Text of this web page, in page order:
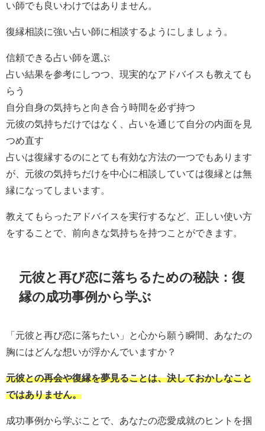
い師でも良いわけではありません。
復縁相談に強い占い師に相談するようにしましょう。
信頼できる占い師を選ぶ
占い結果を参考にしつつ、現実的なアドバイスも教えても
らう
自分自身の気持ちと向き合う時間を必ず持つ
元彼の気持ちだけではなく、占いを通じて自分の内面を見
つめ直す
占いは復縁するのにとても有効な方法の一つでもあります
が、元彼の気持ちだけを中心に相談していては復縁とは無
縁になってしまいます。
教えてもらったアドバイスを実行するなど、正しい使い方
をすることで、前向きな気持ちを持つことができます。
元彼と再び恋に落ちるための秘訣：復
縁の成功事例から学ぶ
「元彼と再び恋に落ちたい」と心から願う瞬間、あなたの
胸にはどんな想いが浮かんでいますか？
元彼との再会や復縁を夢見ることは、決しておかしなこと
ではありません。
成功事例から学ぶことで、あなたの恋愛成就のヒントを掴